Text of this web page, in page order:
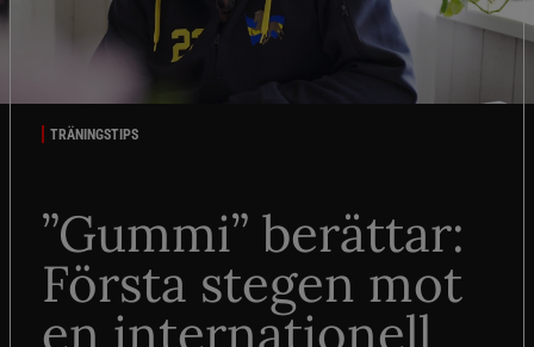
TRÄNINGSTIPS
”Gummi” berättar:
Första stegen mot
en internationell